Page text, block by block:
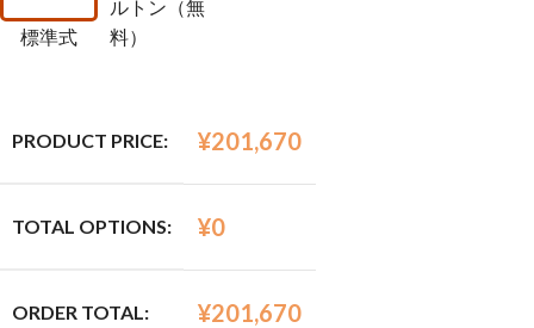
標準式
ルトン（無
料）
PRODUCT PRICE: ¥201,670
TOTAL OPTIONS: ¥0
ORDER TOTAL: ¥201,670